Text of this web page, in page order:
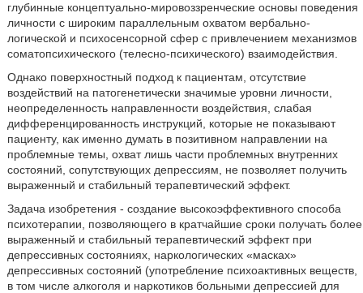
глубинные концептуально-мировоззренческие основы поведения
личности с широким параллельным охватом вербально-
логической и психосенсорной сфер с привлечением механизмов
соматопсихического (телесно-психического) взаимодействия.
Однако поверхностный подход к пациентам, отсутствие
воздействий на патогенетически значимые уровни личности,
неопределенность направленности воздействия, слабая
дифференцированность инструкций, которые не показывают
пациенту, как именно думать в позитивном направлении на
проблемные темы, охват лишь части проблемных внутренних
состояний, сопутствующих депрессиям, не позволяет получить
выраженный и стабильный терапевтический эффект.
Задача изобретения - создание высокоэффективного способа
психотерапии, позволяющего в кратчайшие сроки получать более
выраженный и стабильный терапевтический эффект при
депрессивных состояниях, наркологических «масках»
депрессивных состояний (употребление психоактивных веществ,
в том числе алкоголя и наркотиков больными депрессией для